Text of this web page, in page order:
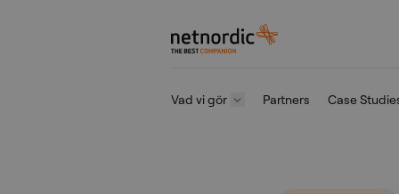
Hoppa till innehåll
NetNordic Sweden
Vad vi gör Partners Case